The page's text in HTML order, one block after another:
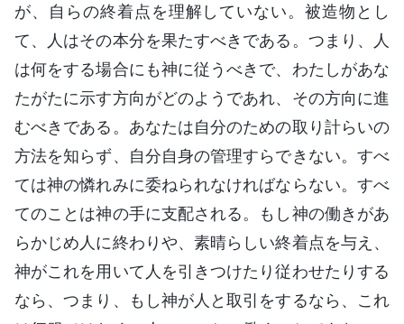
が、自らの終着点を理解していない。被造物とし
て、人はその本分を果たすべきである。つまり、人
は何をする場合にも神に従うべきで、わたしがあな
たがたに示す方向がどのようであれ、その方向に進
むべきである。あなたは自分のための取り計らいの
方法を知らず、自分自身の管理すらできない。すべ
ては神の憐れみに委ねられなければならない。すべ
てのことは神の手に支配される。もし神の働きがあ
らかじめ人に終わりや、素晴らしい終着点を与え、
神がこれを用いて人を引きつけたり従わせたりする
なら、つまり、もし神が人と取引をするなら、これ